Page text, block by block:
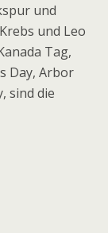
und
und Leo
Tag,
Day, Arbor
sind die